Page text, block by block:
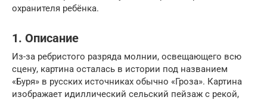
охранителя ребёнка.
1. Описание
Из-за ребристого разряда молнии, освещающего всю
сцену, картина осталась в истории под названием
«Буря» в русских источниках обычно «Гроза». Картина
изображает идиллический сельский пейзаж с рекой,